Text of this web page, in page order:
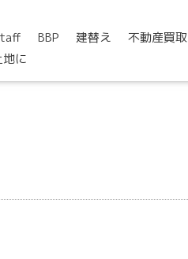
BBP 建替え
不動産買取
に